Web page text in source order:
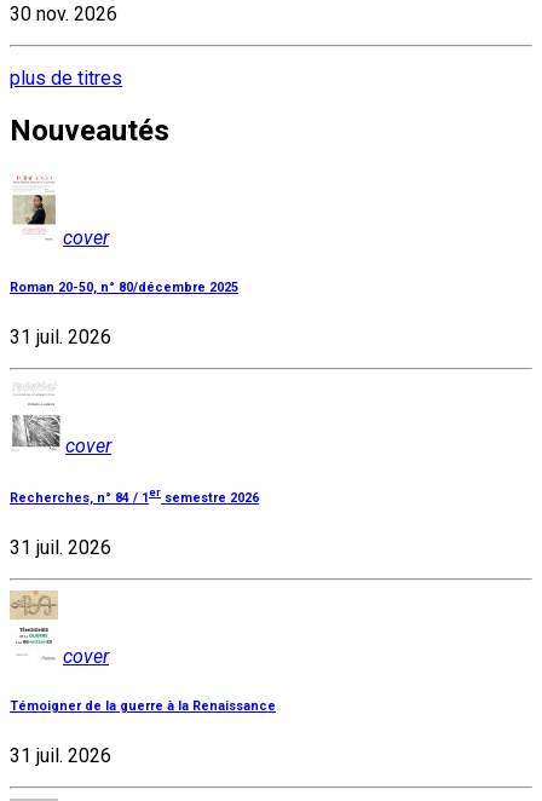
30 nov. 2026
plus de titres
Nouveautés
cover
Roman 20-50, n° 80/décembre 2025
31 juil. 2026
cover
Recherches, n° 84 / 1 er semestre 2026
31 juil. 2026
cover
Témoigner de la guerre à la Renaissance
31 juil. 2026